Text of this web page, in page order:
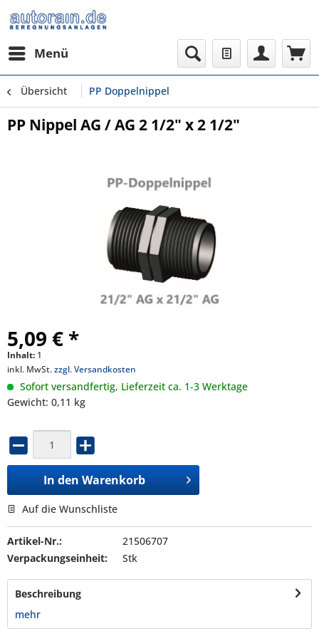
Menü
Übersicht PP Doppelnippel
PP Nippel AG / AG 2 1/2" x 2 1/2"
5,09 € *
Inhalt: 1
inkl. MwSt.zzgl. Versandkosten
Sofort versandfertig, Lieferzeit ca. 1-3 Werktage
Gewicht: 0,11 kg
In den Warenkorb
Auf die Wunschliste
Artikel-Nr.:
21506707
Verpackungseinheit:
Stk
Beschreibung
mehr